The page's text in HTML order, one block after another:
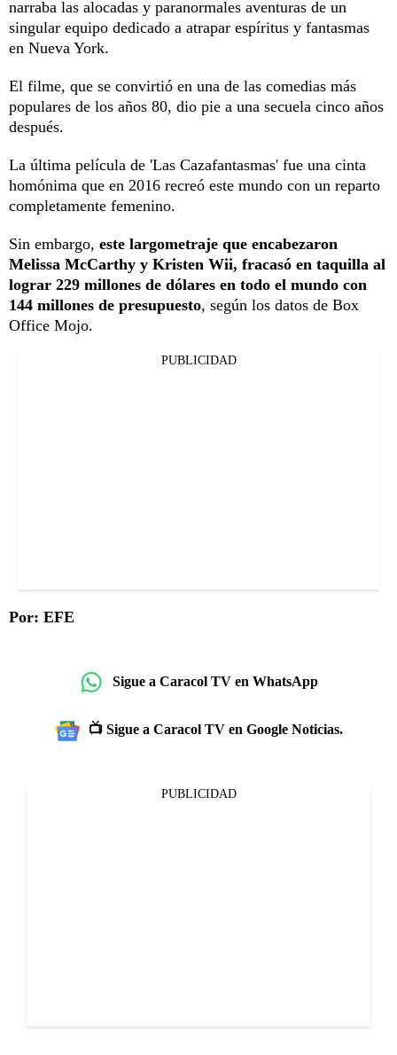
narraba las alocadas y paranormales aventuras de un
singular equipo dedicado a atrapar espíritus y fantasmas
en Nueva York.
El filme, que se convirtió en una de las comedias más
populares de los años 80, dio pie a una secuela cinco años
después.
La última película de 'Las Cazafantasmas' fue una cinta
homónima que en 2016 recreó este mundo con un reparto
completamente femenino.
Sin embargo, este largometraje que encabezaron
Melissa McCarthy y Kristen Wii, fracasó en taquilla al
lograr 229 millones de dólares en todo el mundo con
144 millones de presupuesto, según los datos de Box
Office Mojo.
PUBLICIDAD
Por: EFE
Sigue a Caracol TV en WhatsApp
📺 Sigue a Caracol TV en Google Noticias.
PUBLICIDAD